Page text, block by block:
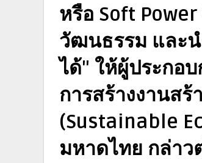
หรือ Soft
วัฒนธรรม และ
ได้" ให้ผู้ประกอ
การสร้างงานส
(Sustainable
มหาดไทย กล่าว